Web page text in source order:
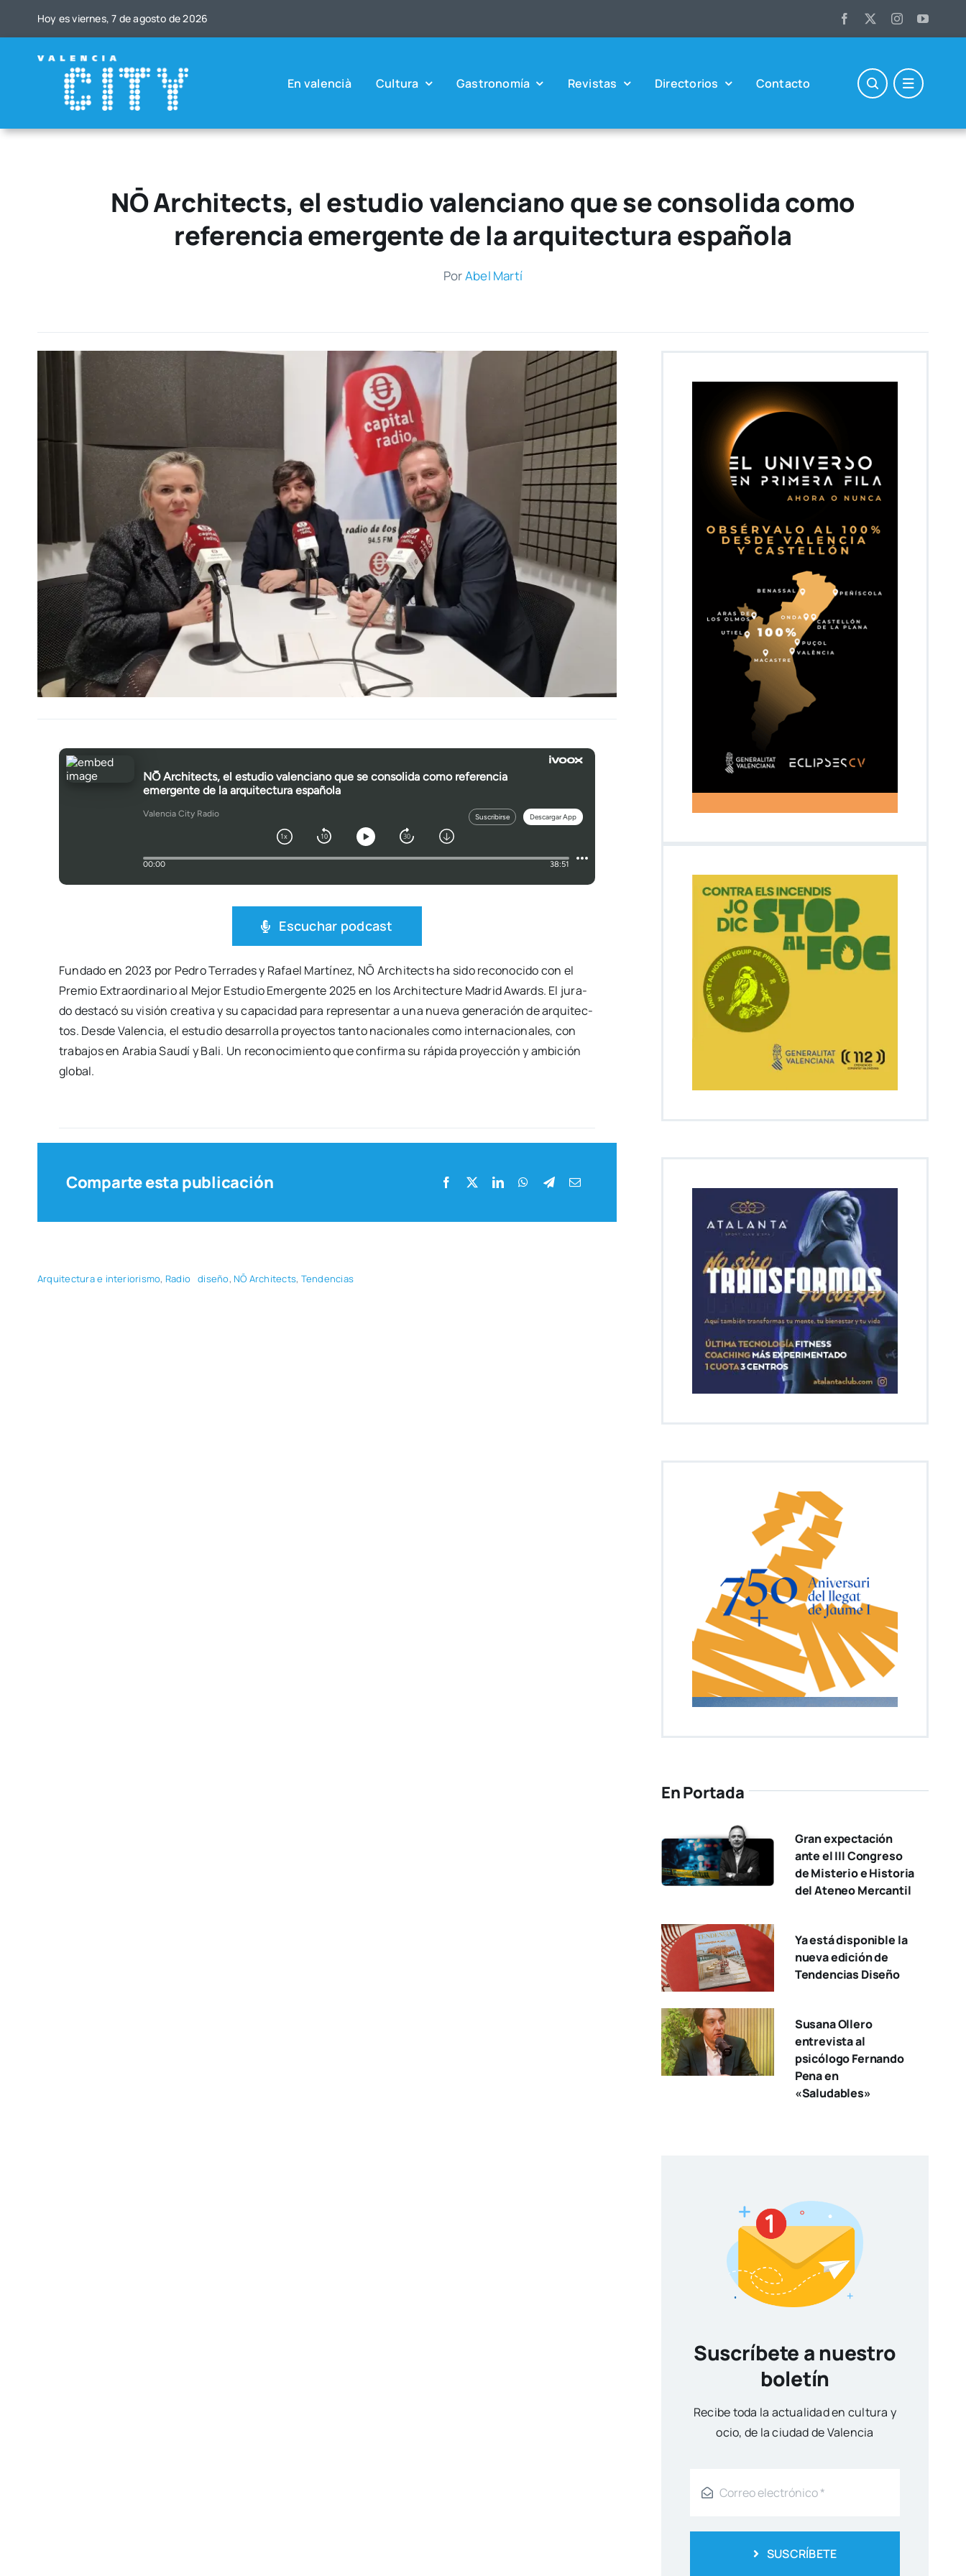
Hoy es vier­nes, 7 de agos­to de 2026
En valen­cià Cul­tu­ra Gas­tro­no­mía Revis­tas Direc­to­rios Con­tac­to
NŌ Architects, el estudio valenciano que se consolida como
referencia emergente de la arquitectura española
PorAbel Mar­tí
Escu­char pod­cast
Fun­da­do en 2023 por Pedro Terra­des y Rafael Mar­tí­nez, NŌ Archi­tects ha sido reco­no­ci­do con el
Pre­mio Extra­or­di­na­rio al Mejor Estu­dio Emer­gen­te 2025 en los Archi­tec­tu­re Madrid Awards. El jura­
do des­ta­có su visión crea­ti­va y su capa­ci­dad para repre­sen­tar a una nue­va gene­ra­ción de arqui­tec­
tos. Des­de Valen­cia, el estu­dio desa­rro­lla pro­yec­tos tan­to nacio­na­les como inter­na­cio­na­les, con
tra­ba­jos en Ara­bia Sau­dí y Bali. Un reco­no­ci­mien­to que con­fir­ma su rápi­da pro­yec­ción y ambi­ción
glo­bal.
Comparte esta publicación
Arqui­tec­tu­ra e inte­rio­ris­mo, Radio dise­ño, NŌ Archi­tects, Ten­den­cias
En Portada
Gran expectación
ante el III Congreso
de Misterio e Historia
del Ateneo Mercantil
Ya está disponible la
nueva edición de
Tendencias Diseño
Susana Ollero
entrevista al
psicólogo Fernando
Pena en
«Saludables»
Suscríbete a nuestro
boletín
Reci­be toda la actua­li­dad en cul­tu­ra y
ocio, de la ciu­dad de Valen­cia
SUSCRÍBETE